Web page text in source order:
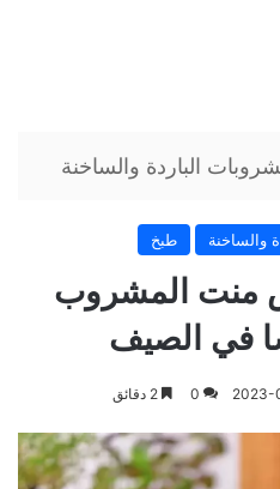
الباردة والساخنة
والساخنة طبخ
منت المشروب
في الصيف
2023-
0 2 دقائق